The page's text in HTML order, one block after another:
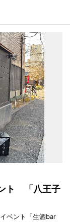
ト 「八王子
ベント「生酒bar